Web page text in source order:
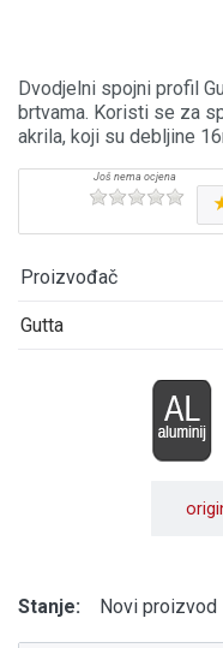
Dvodjelni spojni profil
brtvama. Koristi se za
akrila, koji su debljine
Proizvođač
Gutta
Stanje: Novi proizvod